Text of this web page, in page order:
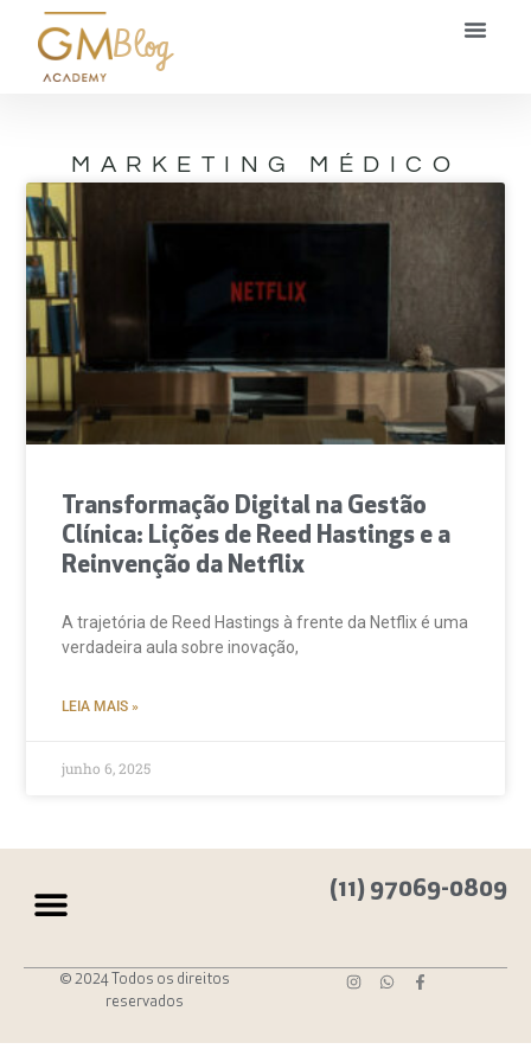
Blog
MARKETING MÉDICO
Transformação Digital na Gestão
Clínica: Lições de Reed Hastings e a
Reinvenção da Netflix
A trajetória de Reed Hastings à frente da Netflix é uma
verdadeira aula sobre inovação,
LEIA MAIS »
junho 6, 2025
(11) 97069-0809
© 2024 Todos os direitos
reservados